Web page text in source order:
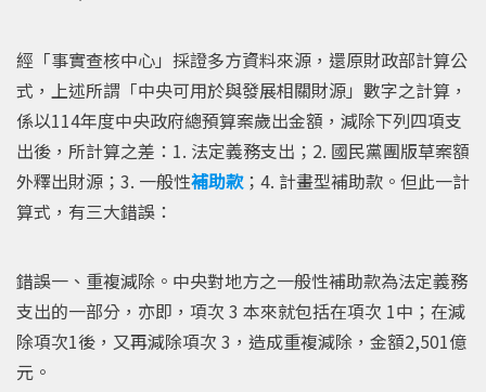
經「事實查核中心」採證多方資料來源，還原財政部計算公
式，上述所謂「中央可用於與發展相關財源」數字之計算，
係以114年度中央政府總預算案歲出金額，減除下列四項支
出後，所計算之差：1. 法定義務支出；2. 國民黨團版草案額
外釋出財源；3. 一般性補助款；4. 計畫型補助款。但此一計
算式，有三大錯誤：
錯誤一、重複減除。中央對地方之一般性補助款為法定義務
支出的一部分，亦即，項次 3 本來就包括在項次 1中；在減
除項次1後，又再減除項次 3，造成重複減除，金額2,501億
元。